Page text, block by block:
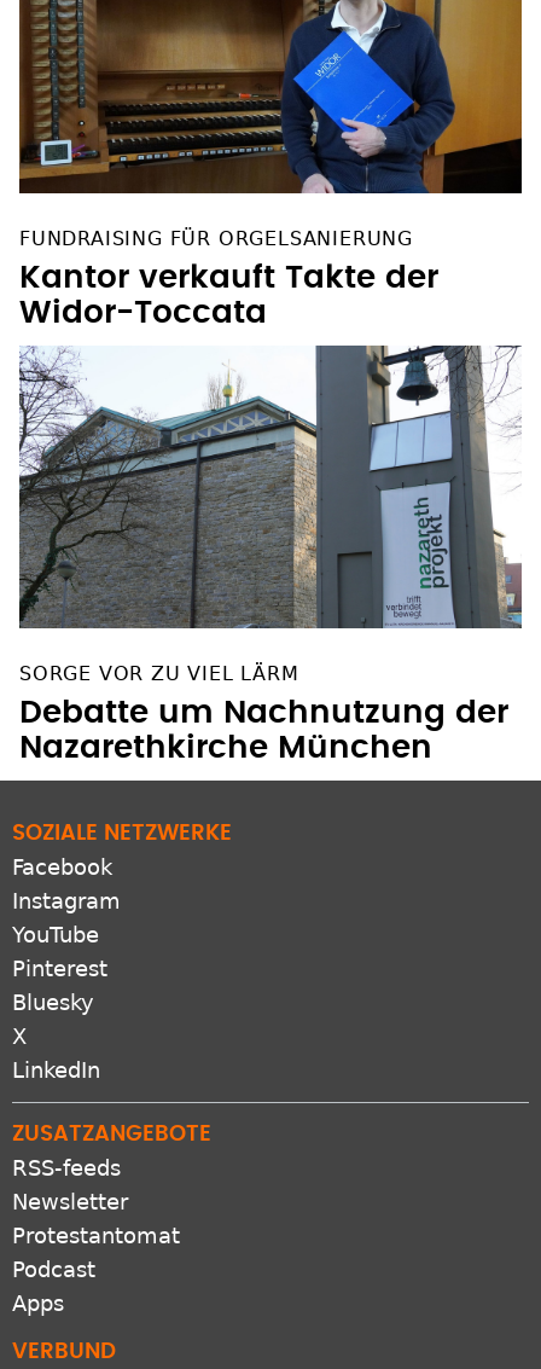
FUNDRAISING FÜR ORGELSANIERUNG
Kantor verkauft Takte der
Widor-Toccata
SORGE VOR ZU VIEL LÄRM
Debatte um Nachnutzung der
Nazarethkirche München
SOZIALE NETZWERKE
Facebook
Instagram
YouTube
Pinterest
Bluesky
X
LinkedIn
ZUSATZANGEBOTE
RSS-feeds
Newsletter
Protestantomat
Podcast
Apps
VERBUND